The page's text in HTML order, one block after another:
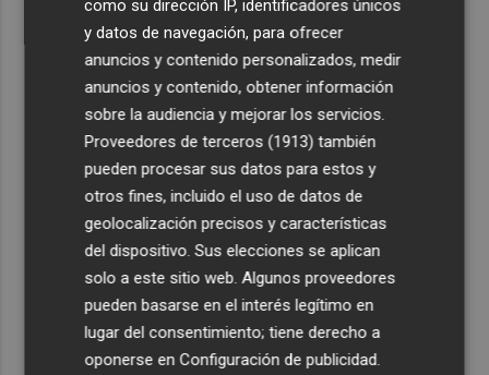
como su dirección IP, identificadores únicos
y datos de navegación, para ofrecer
anuncios y contenido personalizados, medir
anuncios y contenido, obtener información
sobre la audiencia y mejorar los servicios.
Proveedores de terceros (1913) también
pueden procesar sus datos para estos y
otros fines, incluido el uso de datos de
geolocalización precisos y características
del dispositivo. Sus elecciones se aplican
solo a este sitio web. Algunos proveedores
pueden basarse en el interés legítimo en
lugar del consentimiento; tiene derecho a
oponerse enConfiguración de publicidad